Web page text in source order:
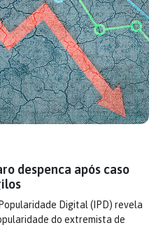
despenca após caso
Digital (IPD) revela
do extremista de